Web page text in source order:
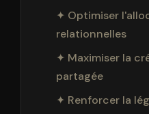
✦ Optimiser
relationnelles
✦ Maximiser la
partagée
✦ Renforcer la